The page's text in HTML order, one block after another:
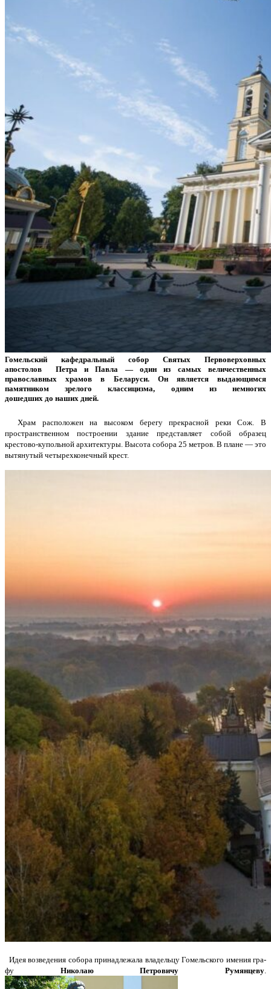
Гомельский кафедральный собор Святых Первоверховных
апостолов Петра и Павла — один из самых величественных
православных храмов в Беларуси. Он является выдающимся
памятником зрелого классицизма, одним из немногих
дошедших до наших дней.
Храм расположен на высоком берегу прекрасной реки Сож. В
пространственном построении здание представляет собой образец
крестово-купольной архи­тектуры. Высота собора 25 метров. В плане — это
вытянутый четырехконечный крест.
Идея возведения собора принадлежала владельцу Гомельского имения гра­
фу Николаю Петровичу Румянцеву.